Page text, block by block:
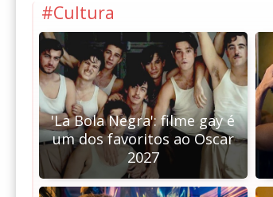
#Cultura
'La Bola Negra': filme gay é
um dos favoritos ao Oscar
2027